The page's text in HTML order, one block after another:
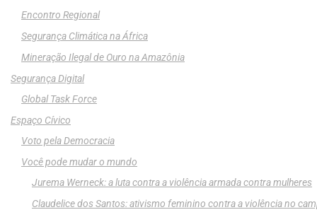
Encontro Regional
Segurança Climática na África
Mineração Ilegal de Ouro na Amazônia
Segurança Digital
Global Task Force
Espaço Cívico
Voto pela Democracia
Você pode mudar o mundo
Jurema Werneck: a luta contra a violência armada contra mulheres
Claudelice dos Santos: ativismo feminino contra a violência no